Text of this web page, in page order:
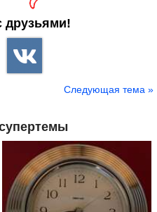
друзьями!
Следующая тема »